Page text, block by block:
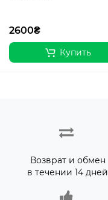
2600₴
Купить
Возврат и обмен
в течении 14 дней